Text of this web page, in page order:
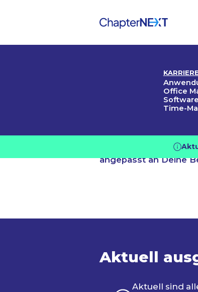
Office
Time-
Lehrgangsübersicht
Entdecke unsere
angepasst an Deine
Aktuell
Aktuell sind